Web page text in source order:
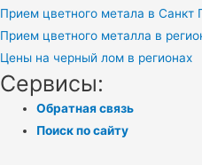
Прием цветного метала в Санкт
Прием цветного металла в
Цены на черный лом в регионах
Сервисы:
Обратная связь
Поиск по сайту